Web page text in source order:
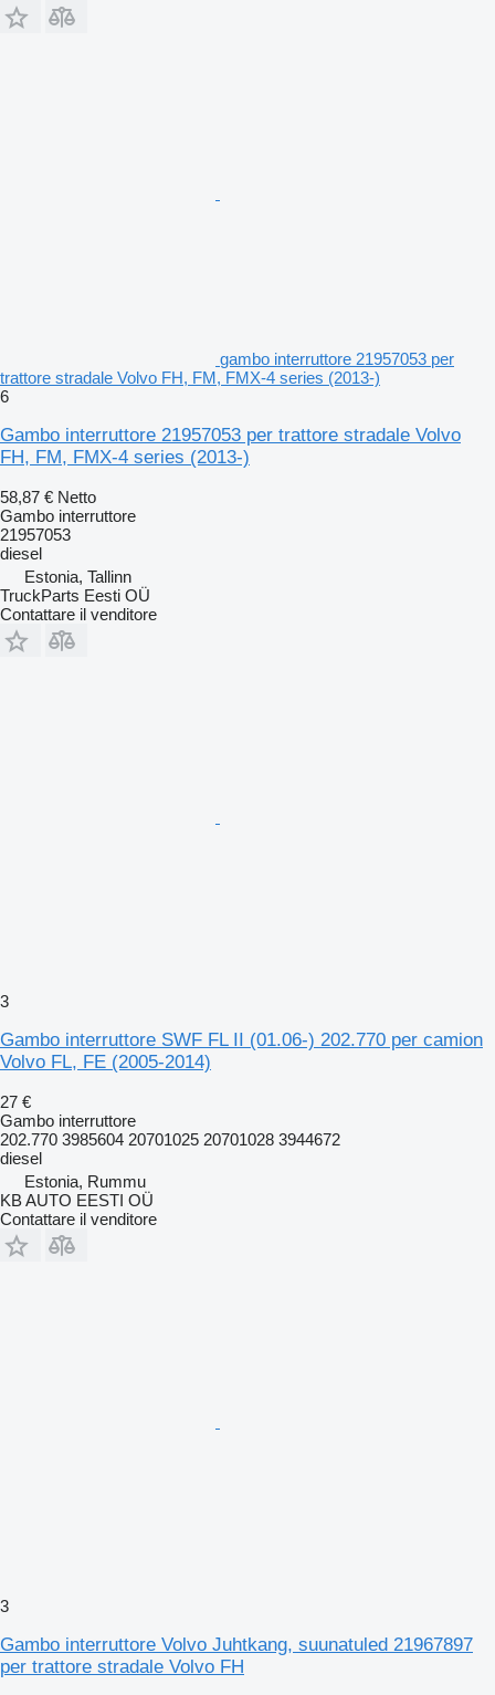
gambo interruttore 21957053 per
trattore stradale Volvo FH, FM, FMX-4 series (2013-)
6
Gambo interruttore 21957053 per trattore stradale Volvo
FH, FM, FMX-4 series (2013-)
58,87 € Netto
Gambo interruttore
21957053
diesel
Estonia, Tallinn
TruckParts Eesti OÜ
Contattare il venditore
3
Gambo interruttore SWF FL II (01.06-) 202.770 per camion
Volvo FL, FE (2005-2014)
27 €
Gambo interruttore
202.770 3985604 20701025 20701028 3944672
diesel
Estonia, Rummu
KB AUTO EESTI OÜ
Contattare il venditore
3
Gambo interruttore Volvo Juhtkang, suunatuled 21967897
per trattore stradale Volvo FH